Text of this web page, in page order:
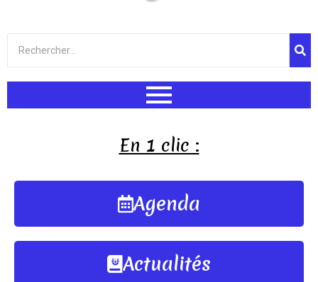
En 1 clic :
Agenda
Actualités